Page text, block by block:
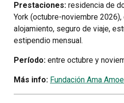
Prestaciones: residencia de
York (octubre-noviembre 2026),
alojamiento, seguro de viaje,
estipendio mensual.
Período: entre octubre y
Más info: Fundación Ama